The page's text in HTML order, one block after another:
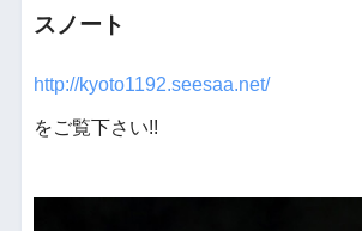
スノート
http://kyoto1192.seesaa.net/
をご覧下さい!!